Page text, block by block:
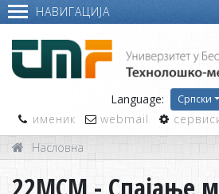
НАВИГАЦИЈА
Language: Српски
именик webmail
Насловна
22МСМ - Спајање